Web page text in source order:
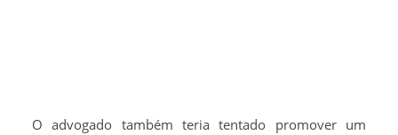
O advogado também teria tentado promover um